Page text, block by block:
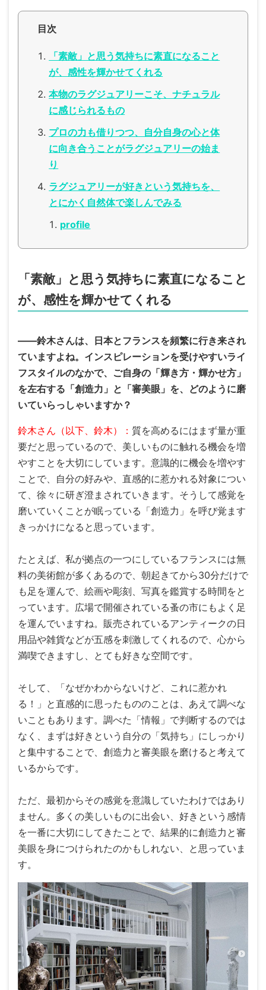
目次
「素敵」と思う気持ちに素直になること
が、感性を輝かせてくれる
本物のラグジュアリーこそ、ナチュラル
に感じられるもの
プロの力も借りつつ、自分自身の心と体
に向き合うことがラグジュアリーの始ま
り
ラグジュアリーが好きという気持ちを、
とにかく自然体で楽しんでみる
profile
「素敵」と思う気持ちに素直になること
が、感性を輝かせてくれる
――鈴木さんは、日本とフランスを頻繁に行き来され
ていますよね。インスピレーションを受けやすいライ
フスタイルのなかで、ご自身の「輝き方・輝かせ方」
を左右する「創造力」と「審美眼」を、どのように磨
いていらっしゃいますか？
鈴木さん（以下、鈴木）： 質を高めるにはまず量が重
要だと思っているので、美しいものに触れる機会を増
やすことを大切にしています。意識的に機会を増やす
ことで、自分の好みや、直感的に惹かれる対象につい
て、徐々に研ぎ澄まされていきます。そうして感覚を
磨いていくことが眠っている「創造力」を呼び覚ます
きっかけになると思っています。
たとえば、私が拠点の一つにしているフランスには無
料の美術館が多くあるので、朝起きてから30分だけで
も足を運んで、絵画や彫刻、写真を鑑賞する時間をと
っています。広場で開催されている蚤の市にもよく足
を運んでいますね。販売されているアンティークの日
用品や雑貨などが五感を刺激してくれるので、心から
満喫できますし、とても好きな空間です。
そして、「なぜかわからないけど、これに惹かれ
る！」と直感的に思ったもののことは、あえて調べな
いこともあります。調べた「情報」で判断するのでは
なく、まずは好きという自分の「気持ち」にしっかり
と集中することで、創造力と審美眼を磨けると考えて
いるからです。
ただ、最初からその感覚を意識していたわけではあり
ません。多くの美しいものに出会い、好きという感情
を一番に大切にしてきたことで、結果的に創造力と審
美眼を身につけられたのかもしれない、と思っていま
す。